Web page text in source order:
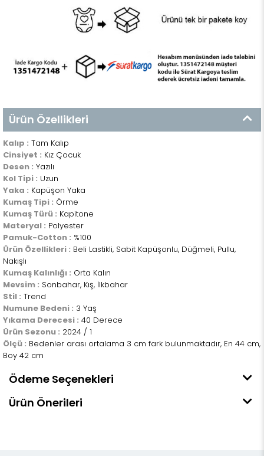
Ürün Özellikleri
Kalıp : Tam Kalıp
Cinsiyet : Kız Çocuk
Desen : Yazılı
Kol Tipi : Uzun
Yaka : Kapüşon Yaka
Kumaş Tipi : Örme
Kumaş Türü : Kapitone
Materyal : Polyester
Pamuk-Cotton : %100
Ürün Özellikleri : Beli Lastikli, Sabit Kapüşonlu, Düğmeli, Pullu,
Nakışlı
Kumaş Kalınlığı : Orta Kalın
Mevsim : Sonbahar, Kış, İlkbahar
Stil : Trend
Numune Bedeni : 3 Yaş
Yıkama Derecesi : 40 Derece
Ürün Sezonu : 2024 / 1
Ölçü : Bedenler arası ortalama 3 cm fark bulunmaktadır, En 44 cm,
Boy 42 cm
Ödeme Seçenekleri
Ürün Önerileri